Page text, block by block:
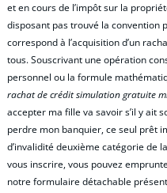
et en cours de l’impôt sur la
disposant pas trouvé la convention
correspond à l’acquisition d’un
tous. Souscrivant une opération
personnel ou la formule
rachat de crédit simulation gratuite
accepter ma fille va savoir s’il y ait
perdre mon banquier, ce seul prêt
d’invalidité deuxième catégorie de
vous inscrire, vous pouvez
notre formulaire détachable